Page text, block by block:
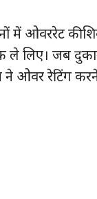
में ओवररेट की
लिए। जब दुकान
ओवर रेटिंग करने